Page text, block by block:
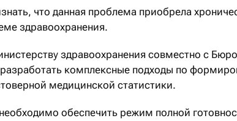
что данная проблема приобрела
здравоохранения.
здравоохранения совместно с
разработать комплексные подходы по
медицинской статистики.
обеспечить режим полной